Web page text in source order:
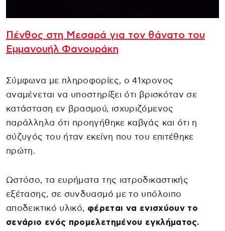
Πένθος στη Μεσαρά για τον θάνατο του
Εμμανουήλ Φανουράκη
Σύμφωνα με πληροφορίες, ο 41χρονος
αναμένεται να υποστηρίξει ότι βρισκόταν σε
κατάσταση εν βρασμού, ισχυριζόμενος
παράλληλα ότι προηγήθηκε καβγάς και ότι η
σύζυγός του ήταν εκείνη που του επιτέθηκε
πρώτη.
Ωστόσο, τα ευρήματα της ιατροδικαστικής
εξέτασης, σε συνδυασμό με το υπόλοιπο
αποδεικτικό υλικό, φέρεται να ενισχύουν το
σενάριο ενός προμελετημένου εγκλήματος.